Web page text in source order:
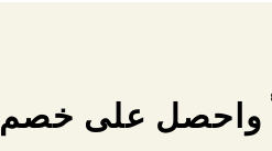
على خصم 10٪